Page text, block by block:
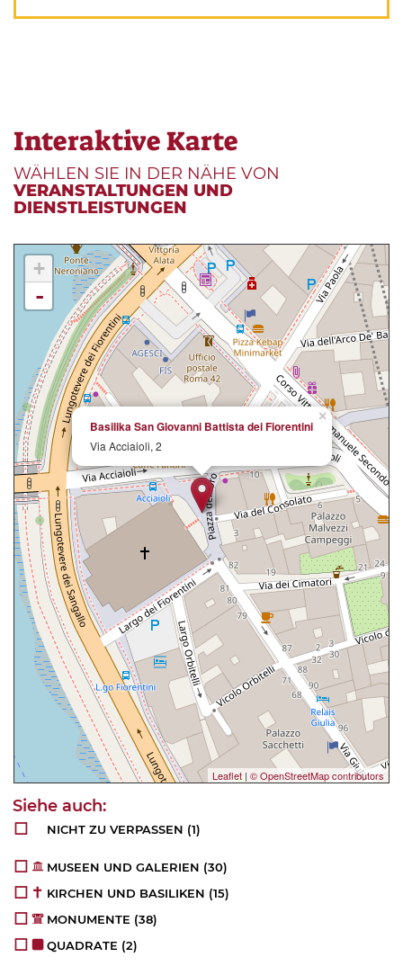
Interaktive Karte
WÄHLEN SIE IN DER NÄHE VON
VERANSTALTUNGEN UND
DIENSTLEISTUNGEN
×
Basilika San Giovanni Battista dei Fiorentini
Via Acciaioli, 2
+
-
Leaflet | © OpenStreetMap contributors
NICHT ZU VERPASSEN (1)
MUSEEN UND GALERIEN (30)
KIRCHEN UND BASILIKEN (15)
MONUMENTE (38)
QUADRATE (2)